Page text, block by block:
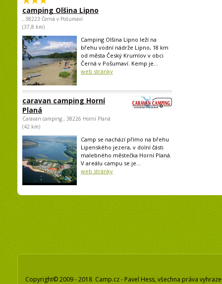
camping Olšina Lipno
, 38223 Černá v Pošumaví
(37,8 km)
Camping Olšina Lipno leží na
břehu vodní nádrže Lipno, 18 km
od města Český Krumlov v obci
Černá v Pošumaví. Kemp je...
web stránky
caravan camping Horní
Planá
Caravan camping , 38226 Horní Planá
(42 km)
Camp se nachází přímo na břehu
Lipenského jezera, v dolní části
malebného městečka Horní Planá.
V areálu campu se je...
web stránky
Copyright© 2009 - 2018 Camp.cz - Pavel Hess, všechna práva